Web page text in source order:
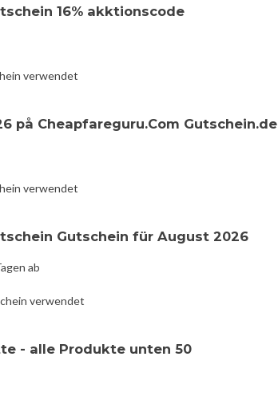
16% akktionscode
verwendet
på Cheapfareguru.Com Gutschein.de
verwendet
Gutschein für August 2026
ab
verwendet
- alle Produkte unten 50